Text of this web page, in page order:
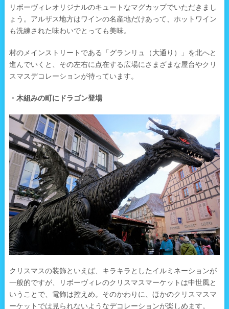
リボーヴィレオリジナルのキュートなマグカップでいただきまし
ょう。アルザス地方はワインの名産地だけあって、ホットワイン
も洗練された味わいでとっても美味。
村のメインストリートである「グランリュ（大通り）」を北へと
進んでいくと、その左右に点在する広場にさまざまな屋台やクリ
スマスデコレーションが待っています。
・木組みの町にドラゴン登場
クリスマスの装飾といえば、キラキラとしたイルミネーションが
一般的ですが、リボーヴィレのクリスマスマーケットは中世風と
いうことで、電飾は控えめ。そのかわりに、ほかのクリスマスマ
ーケットでは見られないようなデコレーションが楽しめます。